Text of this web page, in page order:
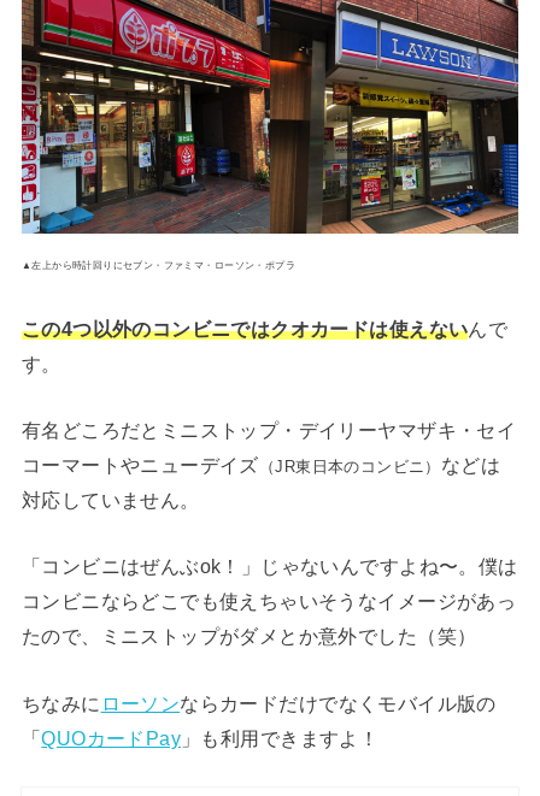
▲左上から時計回りにセブン・ファミマ・ローソン・ポプラ
この4つ以外のコンビニではクオカードは使えないんで
す。
有名どころだとミニストップ・デイリーヤマザキ・セイ
コーマートやニューデイズ （JR東日本のコンビニ） などは
対応していません。
「コンビニはぜんぶok！」じゃないんですよね〜。僕は
コンビニならどこでも使えちゃいそうなイメージがあっ
たので、ミニストップがダメとか意外でした（笑）
ちなみに ローソンならカードだけでなくモバイル版の
「QUOカードPay 」も利用できますよ！